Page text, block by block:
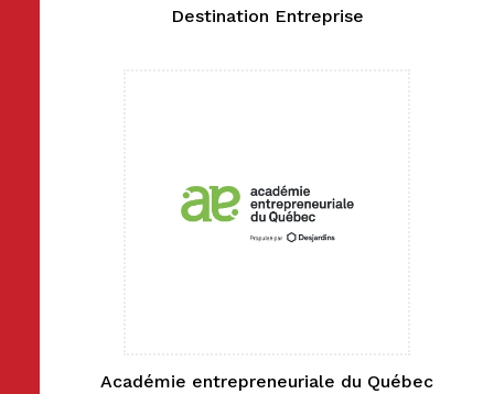
Destination Entreprise
Académie entrepreneuriale du Québec